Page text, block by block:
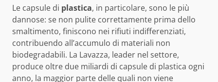
Le capsule di plastica, in particolare, sono le più
dannose: se non pulite correttamente prima dello
smaltimento, finiscono nei rifiuti indifferenziati,
contribuendo all’accumulo di materiali non
biodegradabili. La Lavazza, leader nel settore,
produce oltre due miliardi di capsule di plastica ogni
anno, la maggior parte delle quali non viene